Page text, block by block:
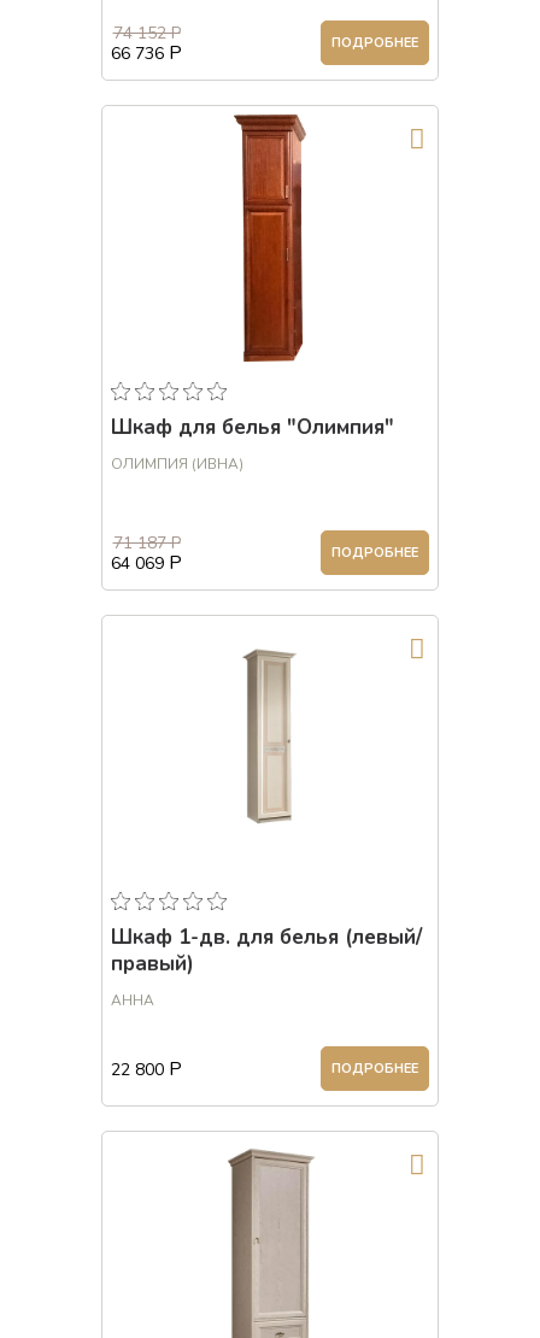
66 736 Р
74 152 Р ПОДРОБНЕЕ
Шкаф для белья "Олимпия"
ОЛИМПИЯ (ИВНА)
64 069 Р
71 187 Р ПОДРОБНЕЕ
Шкаф 1-дв. для белья (левый/
правый)
АННА
22 800 Р ПОДРОБНЕЕ